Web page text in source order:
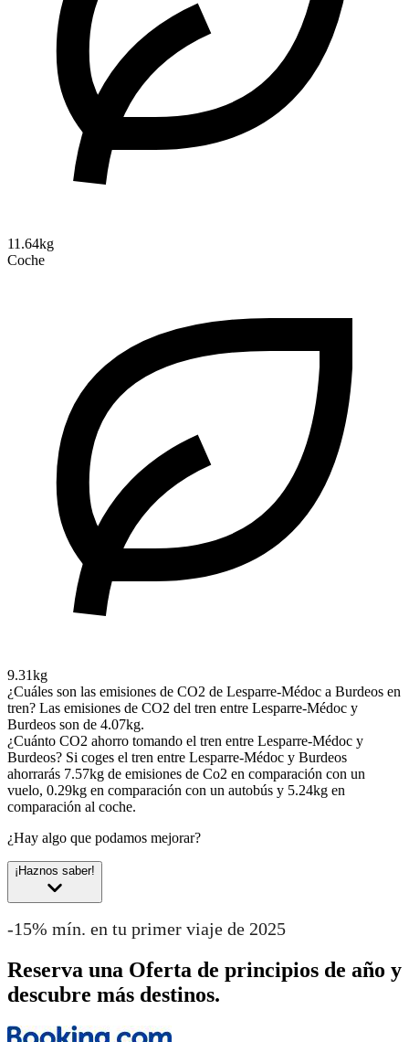
11.64kg
Coche
9.31kg
¿Cuáles son las emisiones de CO2 de Lesparre-Médoc a Burdeos en
tren? Las emisiones de CO2 del tren entre Lesparre-Médoc y
Burdeos son de 4.07kg.
¿Cuánto CO2 ahorro tomando el tren entre Lesparre-Médoc y
Burdeos? Si coges el tren entre Lesparre-Médoc y Burdeos
ahorrarás 7.57kg de emisiones de Co2 en comparación con un
vuelo, 0.29kg en comparación con un autobús y 5.24kg en
comparación al coche.
¿Hay algo que podamos mejorar?
¡Haznos saber!
-15% mín. en tu primer viaje de 2025
Reserva una Oferta de principios de año y
descubre más destinos.